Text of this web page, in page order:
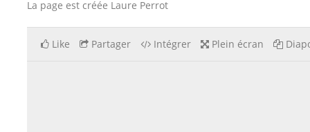
La page est créée Laure Perrot
Like Partager Intégrer Plein écran